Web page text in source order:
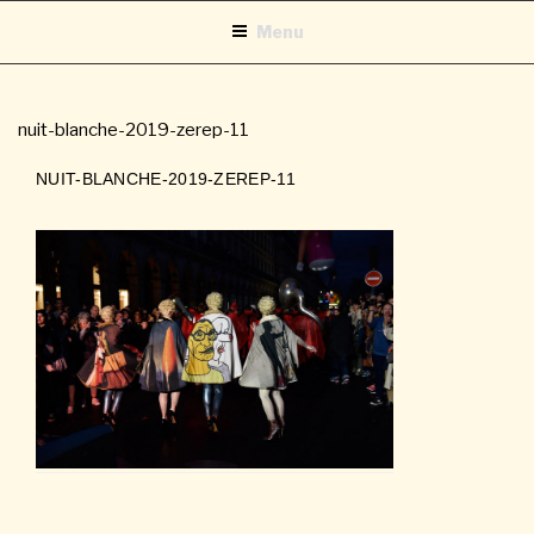
contenu
Menu
nuit-blanche-2019-zerep-11
NUIT-BLANCHE-2019-ZEREP-11